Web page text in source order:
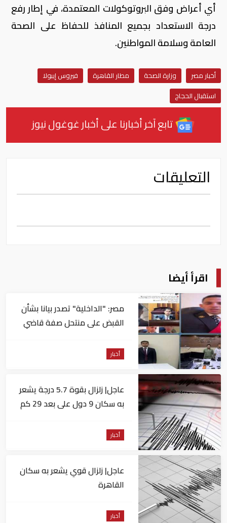
أي أعراض وفق البروتوكولات المعتمدة، في إطار رفع
درجة الاستعداد بجميع المنافذ للحفاظ على الصحة
العامة وسلامة المواطنين.
أخبار مصر وزارة الصحة مطار القاهرة
فيروس إيبولا
استقبال الحجاج
تابع آخر أخبارنا على أخبار غوغول نيوز
التعليقات
اقرأ أيضا
مصر: "الداخلية" تصدر بيانا بشأن
القبض على منتحل صفة قاضي
أخبار
عاجل| زلزال بقوة 5.7 درجة يشعر
به سكان 9 دول على بعد 29 كم
أخبار
عاجل| زلزال قوي يشعر به سكان
القاهرة
أخبار